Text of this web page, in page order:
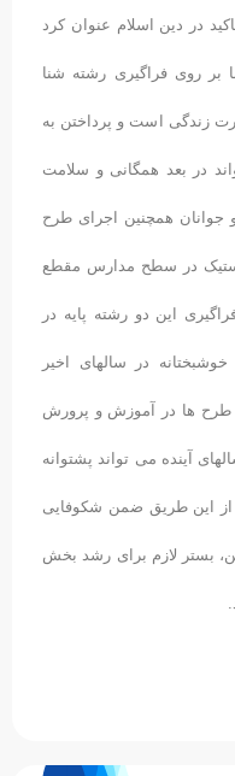
در دین اسلام عنوان کرد
روی فراگیری رشته شنا
زندگی است و پرداختن به
در بعد همگانی و سلامت
همچنین اجرای طرح
در سطح مدارس مقطع
این دو رشته پایه در
در سالهای اخیر
طرح ها در آموزش و پرورش
آینده می تواند پشتوانه
این طریق ضمن شکوفایی
بستر لازم برای رشد بخش